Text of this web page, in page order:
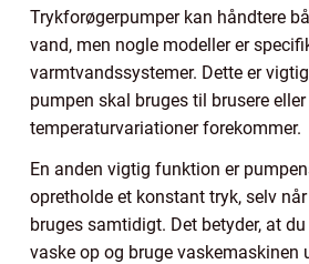
Trykforøgerpumper kan håndtere
vand, men nogle modeller er
varmtvandssystemer. Dette er
pumpen skal bruges til brusere
temperaturvariationer forekommer.
En anden vigtig funktion er
opretholde et konstant tryk, selv
bruges samtidigt. Det betyder, at
vaske op og bruge vaskemaskinen